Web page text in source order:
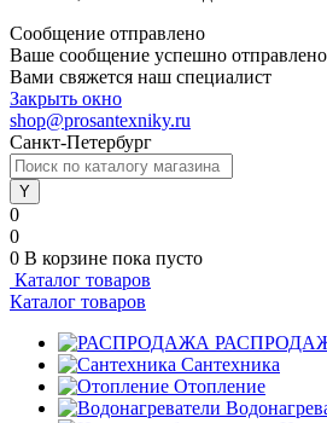
Сообщение отправлено
Ваше сообщение успешно
Вами свяжется наш специалист
Закрыть окно
shop@prosantexniky.ru
Санкт-Петербург
0
0
0 В корзине пока пусто
Каталог товаров
Каталог товаров
Сантехника
Отопление